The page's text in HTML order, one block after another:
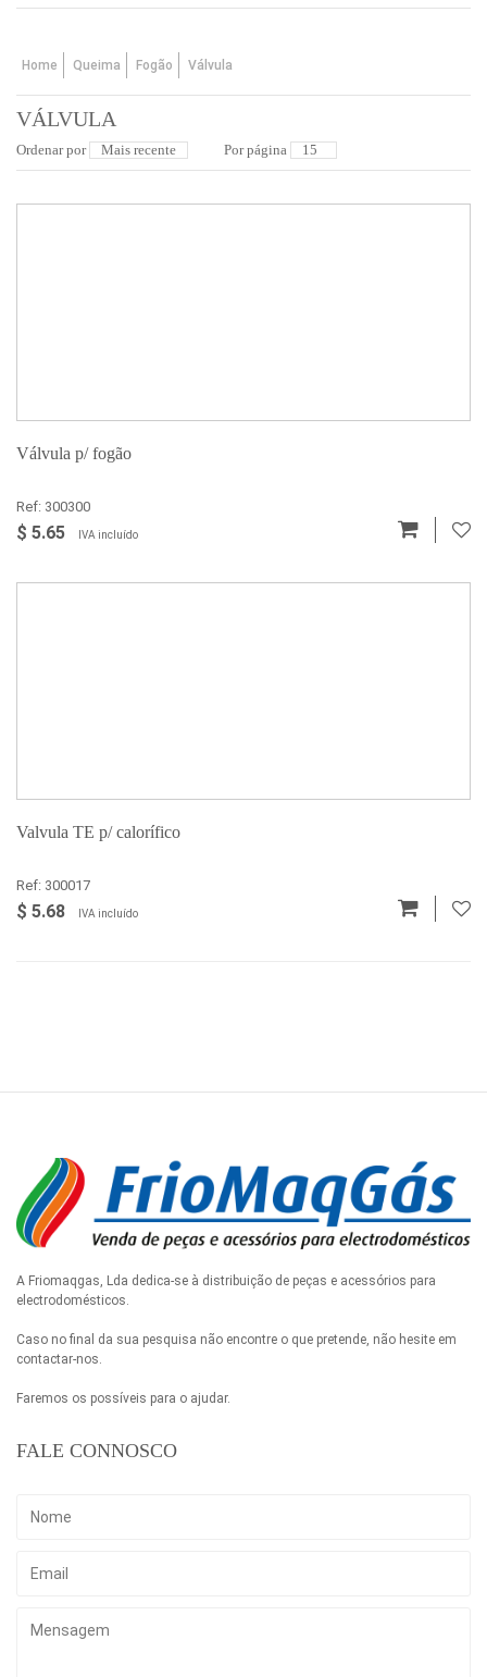
Home Queima Fogão Válvula
VÁLVULA
Ordenar por Por página
Válvula p/ fogão
Ref: 300300
$ 5.65 IVA incluído
Valvula TE p/ calorífico
Ref: 300017
$ 5.68 IVA incluído
A Friomaqgas, Lda dedica-se à distribuição de peças e acessórios para
electrodomésticos.
Caso no final da sua pesquisa não encontre o que pretende, não hesite em
contactar-nos.
Faremos os possíveis para o ajudar.
FALE CONNOSCO